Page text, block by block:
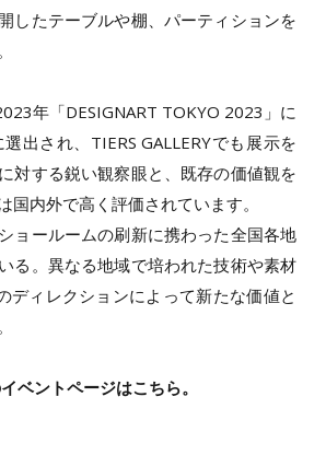
したテーブルや棚、パーティションを
年「DESIGNART TOKYO 2023」に
出され、TIERS GALLERYでも展示を
対する鋭い観察眼と、既存の価値観を
国内外で高く評価されています。
ョールームの刷新に携わった全国各地
る。異なる地域で培われた技術や素材
ディレクションによって新たな価値と
ベントページはこちら。